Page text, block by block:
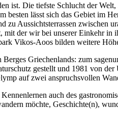
ist. Die tiefste Schlucht der
lässt sich das Gebiet im
Aussichtsterrassen zwischen
der wir bei unserer Einkehr
Vikos-Aoos bilden weitere
Griechenlands: zum
gestellt und 1981 von
auf zwei anspruchsvollen
auch des
möchte, Geschichte(n),